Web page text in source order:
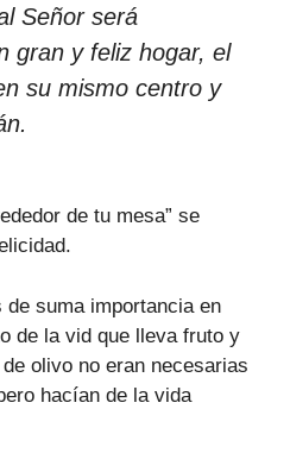
Señor será
gran y feliz hogar, el
su mismo centro y
de tu mesa” se
suma importancia en
de la vid que lleva fruto y
olivo no eran necesarias
hacían de la vida